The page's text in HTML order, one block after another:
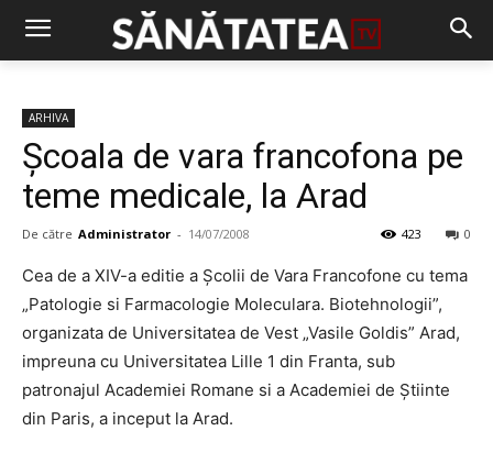
ARHIVA
Şcoala de vara francofona pe
teme medicale, la Arad
De către Administrator - 14/07/2008 0
423
Cea de a XIV-a editie a Şcolii de Vara Francofone cu tema
„Patologie si Farmacologie Moleculara. Biotehnologii”,
organizata de Universitatea de Vest „Vasile Goldis” Arad,
impreuna cu Universitatea Lille 1 din Franta, sub
patronajul Academiei Romane si a Academiei de Ştiinte
din Paris, a inceput la Arad.